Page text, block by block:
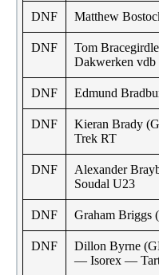
DNF Matthew
DNF
Tom
Dakwerken vdb
DNF Edmund
DNF
Kieran Brady
Trek RT
DNF
Alexander
Soudal U23
DNF Graham Briggs
DNF
Dillon Byrne
— Isorex —